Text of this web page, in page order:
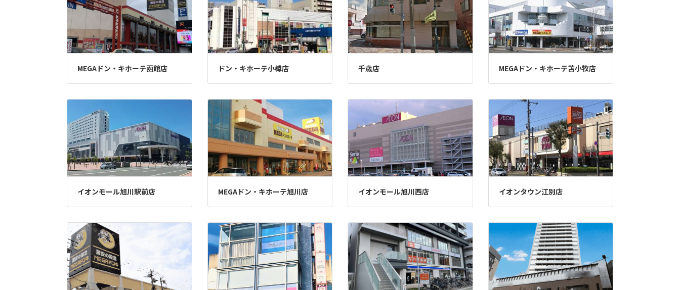
MEGAドン・キホーテ函館店 ドン・キホーテ小樽店 千歳店 MEGAドン・キホーテ苫小牧店
イオンモール旭川駅前店 MEGAドン・キホーテ旭川店 イオンモール旭川西店 イオンタウン江別店